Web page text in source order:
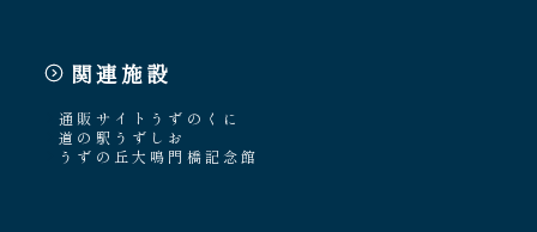
関連施設
通販サイトうずのくに
道の駅うずしお
うずの丘大鳴門橋記念館